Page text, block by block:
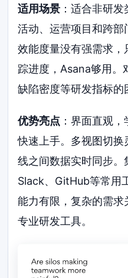
适用场景 ：适合非研
活动、运营项目和跨
效能度量没有强需求
踪进度，Asana够用。
缺陷密度等研发指标的
优势亮点 ：界面直观
快速上手。多视图切
线之间数据实时同步
Slack、GitHub等常用
能力有限，复杂的需
专业研发工具。